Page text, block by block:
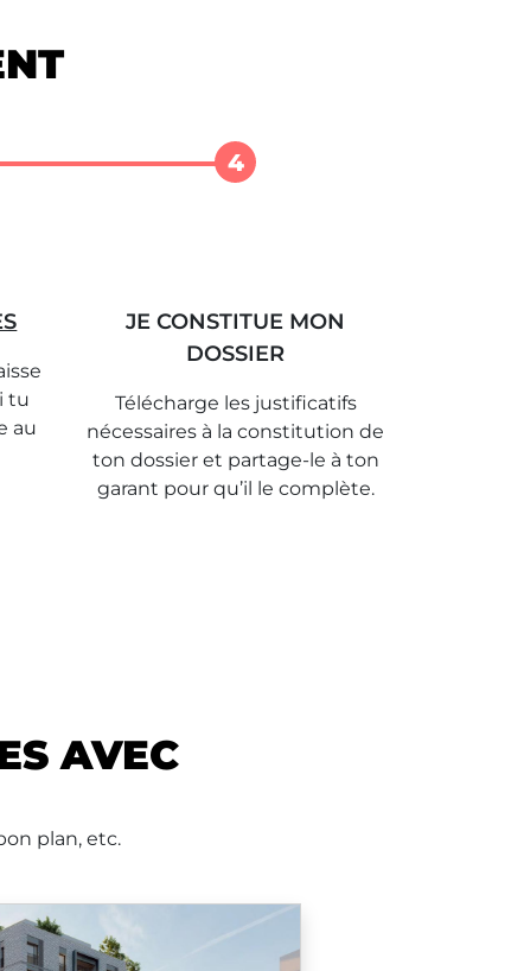
tu
au
4
JE CONSTITUE MON
DOSSIER
Télécharge les justificatifs
nécessaires à la constitution de
ton dossier et partage-le à ton
garant pour qu’il le complète.
AVEC
plan, etc.